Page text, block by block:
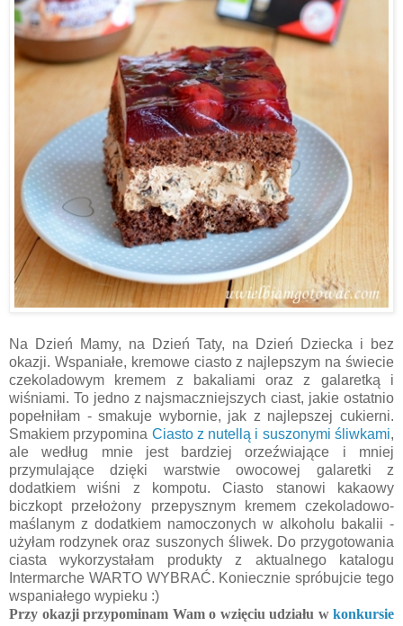
Na Dzień Mamy, na Dzień Taty, na Dzień Dziecka i bez
okazji. Wspaniałe, kremowe ciasto z najlepszym na świecie
czekoladowym kremem z bakaliami oraz z galaretką i
wiśniami. To jedno z najsmaczniejszych ciast, jakie ostatnio
popełniłam - smakuje wybornie, jak z najlepszej cukierni.
Smakiem przypomina Ciasto z nutellą i suszonymi śliwkami,
ale według mnie jest bardziej orzeźwiające i mniej
przymulające dzięki warstwie owocowej galaretki z
dodatkiem wiśni z kompotu. Ciasto stanowi kakaowy
biczkopt przełożony przepysznym kremem czekoladowo-
maślanym z dodatkiem namoczonych w alkoholu bakalii -
użyłam rodzynek oraz suszonych śliwek. Do przygotowania
ciasta wykorzystałam produkty z aktualnego katalogu
Intermarche WARTO WYBRAĆ. Koniecznie spróbujcie tego
wspaniałego wypieku :)
Przy okazji przypominam Wam o wzięciu udziału w konkursie